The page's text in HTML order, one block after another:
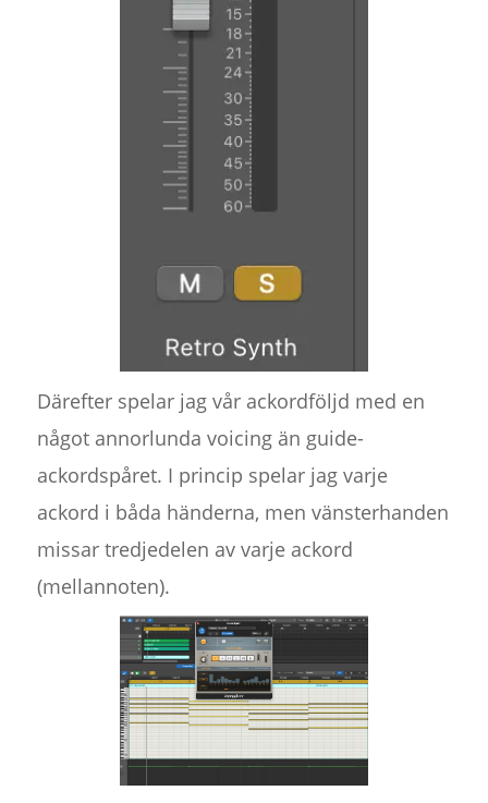
Därefter spelar jag vår ackordföljd med en
något annorlunda voicing än guide-
ackordspåret. I princip spelar jag varje
ackord i båda händerna, men vänsterhanden
missar tredjedelen av varje ackord
(mellannoten).